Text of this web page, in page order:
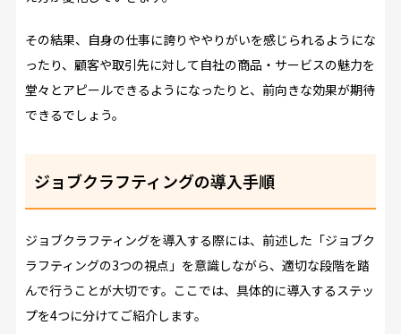
その結果、自身の仕事に誇りややりがいを感じられるようにな
ったり、顧客や取引先に対して自社の商品・サービスの魅力を
堂々とアピールできるようになったりと、前向きな効果が期待
できるでしょう。
ジョブクラフティングの導入手順
ジョブクラフティングを導入する際には、前述した「ジョブク
ラフティングの3つの視点」を意識しながら、適切な段階を踏
んで行うことが大切です。ここでは、具体的に導入するステッ
プを4つに分けてご紹介します。